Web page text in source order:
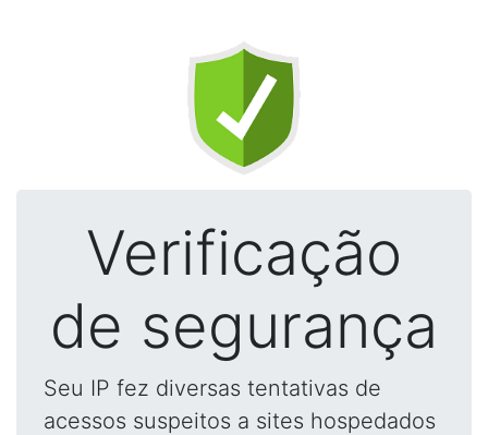
Verificação
de segurança
Seu IP fez diversas tentativas de
acessos suspeitos a sites hospedados